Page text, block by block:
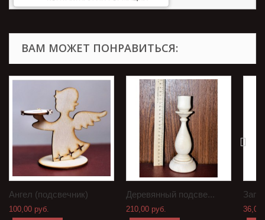
ВАМ МОЖЕТ ПОНРАВИТЬСЯ:
Ангел (подсвечник)
100,00 руб.
Деревянный подсве...
210,00 руб.
36,00